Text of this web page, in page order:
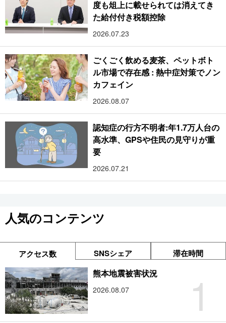
度も俎上に載せられては消えてき
た給付付き税額控除
2026.07.23
ごくごく飲める麦茶、ペットボト
ル市場で存在感 : 熱中症対策でノン
カフェイン
2026.08.07
認知症の行方不明者:年1.7万人台の
高水準、GPSや住民の見守りが重
要
2026.07.21
人気のコンテンツ
アクセス数 SNSシェア 滞在時間
1
熊本地震被害状況
2026.08.07